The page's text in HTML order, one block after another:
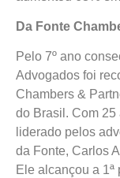
Da Fonte
Pelo 7º ano
Advogados foi
Chambers &
do Brasil. Com 25
liderado pelos
da Fonte, Carlos
Ele alcançou a